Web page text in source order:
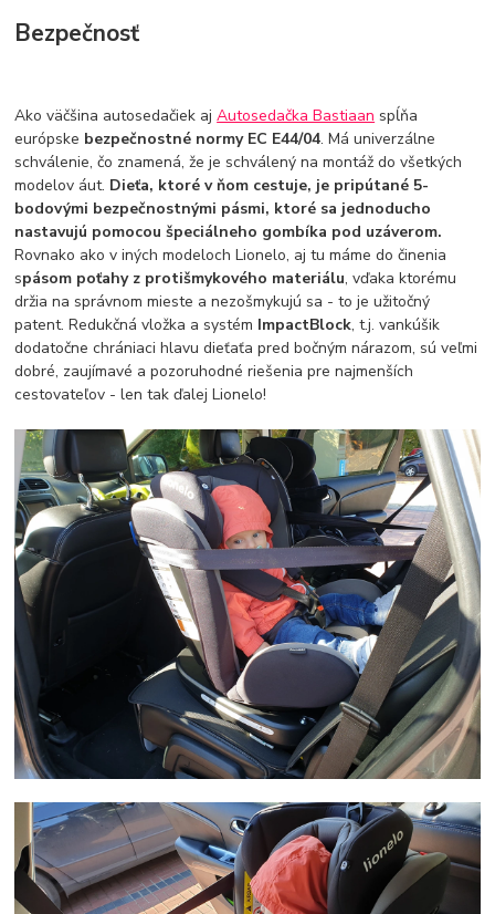
Bezpečnosť
Ako väčšina autosedačiek ajAutosedačka Bastiaan spĺňa
európske bezpečnostné normy EC E44/04. Má univerzálne
schválenie, čo znamená, že je schválený na montáž do všetkých
modelov áut. Dieťa, ktoré v ňom cestuje, je pripútané 5-
bodovými bezpečnostnými pásmi, ktoré sa jednoducho
nastavujú pomocou špeciálneho gombíka pod uzáverom.
Rovnako ako v iných modeloch Lionelo, aj tu máme do činenia
spásom poťahy z protišmykového materiálu, vďaka ktorému
držia na správnom mieste a nezošmykujú sa - to je užitočný
patent. Redukčná vložka a systém ImpactBlock, t.j. vankúšik
dodatočne chrániaci hlavu dieťaťa pred bočným nárazom, sú veľmi
dobré, zaujímavé a pozoruhodné riešenia pre najmenších
cestovateľov - len tak ďalej Lionelo!